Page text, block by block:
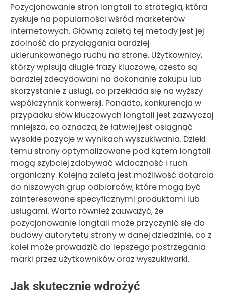
Pozycjonowanie stron longtail to strategia, która
zyskuje na popularności wśród marketerów
internetowych. Główną zaletą tej metody jest jej
zdolność do przyciągania bardziej
ukierunkowanego ruchu na stronę. Użytkownicy,
którzy wpisują długie frazy kluczowe, często są
bardziej zdecydowani na dokonanie zakupu lub
skorzystanie z usługi, co przekłada się na wyższy
współczynnik konwersji. Ponadto, konkurencja w
przypadku słów kluczowych longtail jest zazwyczaj
mniejsza, co oznacza, że łatwiej jest osiągnąć
wysokie pozycje w wynikach wyszukiwania. Dzięki
temu strony optymalizowane pod kątem longtail
mogą szybciej zdobywać widoczność i ruch
organiczny. Kolejną zaletą jest możliwość dotarcia
do niszowych grup odbiorców, które mogą być
zainteresowane specyficznymi produktami lub
usługami. Warto również zauważyć, że
pozycjonowanie longtail może przyczynić się do
budowy autorytetu strony w danej dziedzinie, co z
kolei może prowadzić do lepszego postrzegania
marki przez użytkowników oraz wyszukiwarki.
Jak skutecznie wdrożyć